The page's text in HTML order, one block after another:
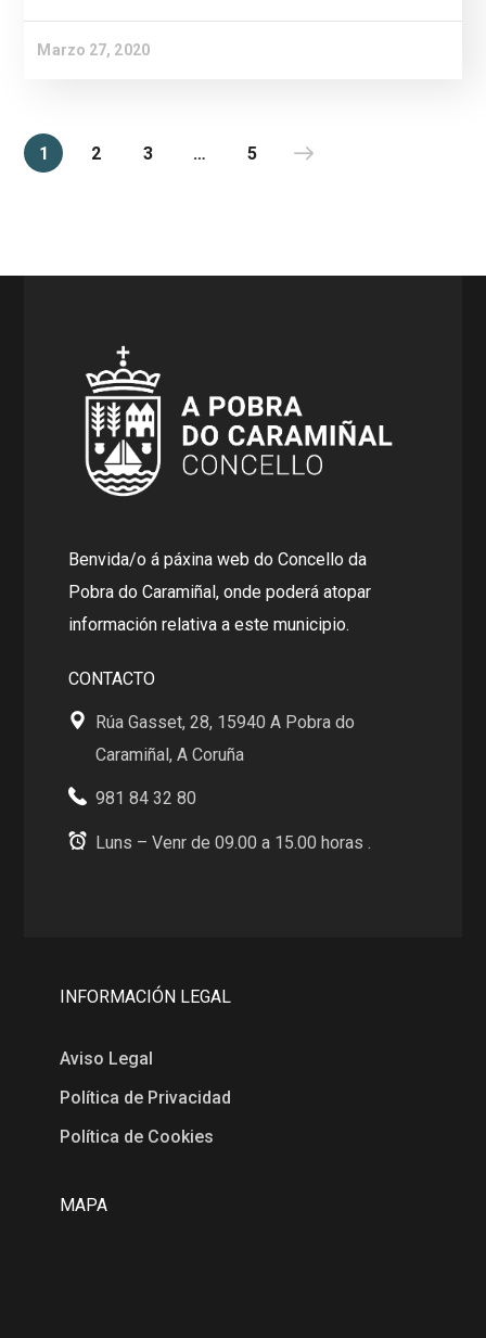
Marzo 27, 2020
1 2 3 … 5
Benvida/o á páxina web do Concello da
Pobra do Caramiñal, onde poderá atopar
información relativa a este municipio.
CONTACTO
Rúa Gasset, 28, 15940 A Pobra do
Caramiñal, A Coruña
981 84 32 80
Luns – Venr de 09.00 a 15.00 horas .
INFORMACIÓN LEGAL
Aviso Legal
Política de Privacidad
Política de Cookies
MAPA